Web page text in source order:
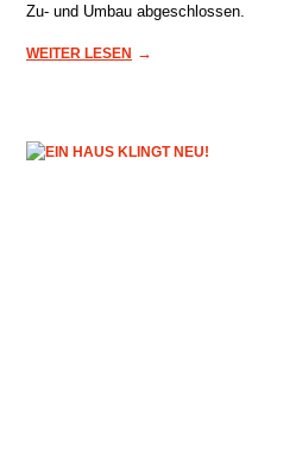
Zu- und Umbau abgeschlossen.
WEITER LESEN →